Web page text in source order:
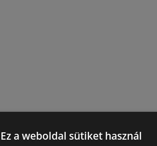
Ez a weboldal sütiket használ